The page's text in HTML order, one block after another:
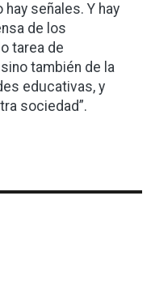
señales. Y hay
de los
tarea de
también de la
educativas, y
sociedad”.